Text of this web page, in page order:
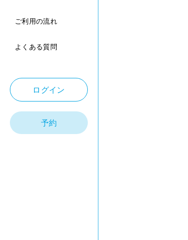
ご利用の流れ
よくある質問
ログイン
予約